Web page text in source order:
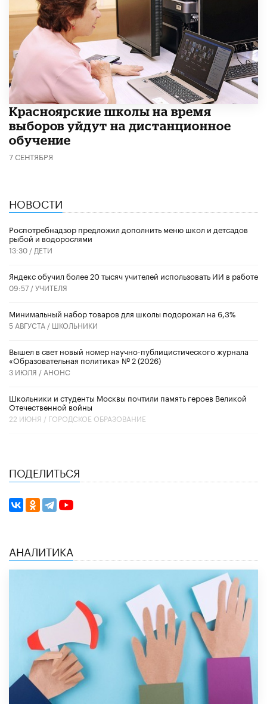
Красноярские школы на время
выборов уйдут на дистанционное
обучение
7 СЕНТЯБРЯ
НОВОСТИ
Роспотребнадзор предложил дополнить меню школ и детсадов
рыбой и водорослями
13:30 / ДЕТИ
​Яндекс обучил более 20 тысяч учителей использовать ИИ в работе
09:57 /УЧИТЕЛЯ
Минимальный набор товаров для школы подорожал на 6,3%
5 АВГУСТА / ШКОЛЬНИКИ
Вышел в свет новый номер научно-публицистического журнала
«Образовательная политика» № 2 (2026)
3 ИЮЛЯ / АНОНС
Школьники и студенты Москвы почтили память героев Великой
Отечественной войны
22 ИЮНЯ / ГОРОДСКОЕ ОБРАЗОВАНИЕ
ПОДЕЛИТЬСЯ
АНАЛИТИКА